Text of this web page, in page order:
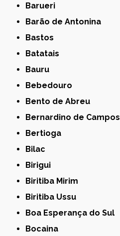
Barueri
Barão de Antonina
Bastos
Batatais
Bauru
Bebedouro
Bento de Abreu
Bernardino de Campos
Bertioga
Bilac
Birigui
Biritiba Mirim
Biritiba Ussu
Boa Esperança do Sul
Bocaina